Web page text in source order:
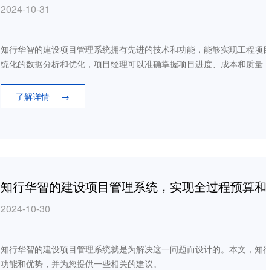
2024-10-31
知行华智的建设项目管理系统拥有先进的技术和功能，能够实现工程
统化的数据分析和优化，项目经理可以准确掌握项目进度、成本和质量
了解详情 →
知行华智的建设项目管理系统，实现全过程预算和
2024-10-30
知行华智的建设项目管理系统就是为解决这一问题而设计的。本文，
功能和优势，并为您提供一些相关的建议。